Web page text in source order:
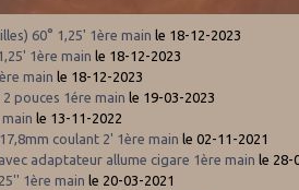
60° 1,25' 1ère main le 18-12-2023
1ère main le 18-12-2023
main le 18-12-2023
2 pouces 1ére main le 19-03-2023
le 13-11-2022
coulant 2' 1ère main le 02-11-2021
adaptateur allume cigare 1ère main le 28-
1ère main le 20-03-2021